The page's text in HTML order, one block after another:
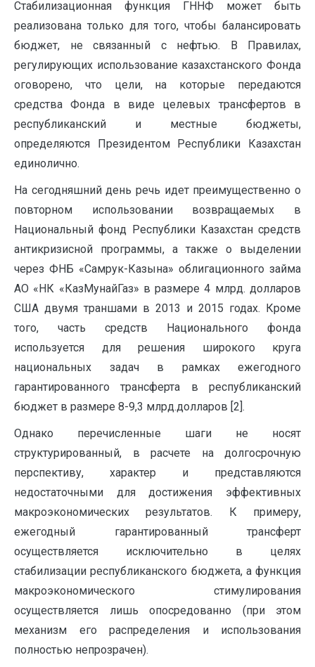
Стабилизационная функция ГННФ может быть
реализована только для того, чтобы балансировать
бюджет, не связанный с нефтью. В Правилах,
регулирующих использование казахстанского Фонда
оговорено, что цели, на которые передаются
средства Фонда в виде целевых трансфертов в
республиканский и местные бюджеты,
определяются Президентом Республики Казахстан
единолично.
На сегодняшний день речь идет преимущественно о
повторном использовании возвращаемых в
Национальный фонд Республики Казахстан средств
антикризисной программы, а также о выделении
через ФНБ «Самрук-Казына» облигационного займа
АО «НК «КазМунайГаз» в размере 4 млрд. долларов
США двумя траншами в 2013 и 2015 годах. Кроме
того, часть средств Национального фонда
используется для решения широкого круга
национальных задач в рамках ежегодного
гарантированного трансферта в республиканский
бюджет в размере 8-9,3 млрд.долларов [2].
Однако перечисленные шаги не носят
структурированный, в расчете на долгосрочную
перспективу, характер и представляются
недостаточными для достижения эффективных
макроэкономических результатов. К примеру,
ежегодный гарантированный трансферт
осуществляется исключительно в целях
стабилизации республиканского бюджета, а функция
макроэкономического стимулирования
осуществляется лишь опосредованно (при этом
механизм его распределения и использования
полностью непрозрачен).